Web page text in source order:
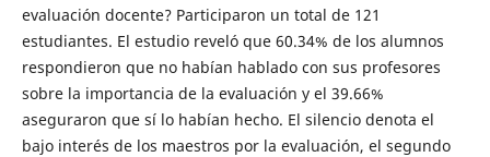
evaluación docente? Participaron un total de 121
estudiantes. El estudio reveló que 60.34% de los alumnos
respondieron que no habían hablado con sus profesores
sobre la importancia de la evaluación y el 39.66%
aseguraron que sí lo habían hecho. El silencio denota el
bajo interés de los maestros por la evaluación, el segundo